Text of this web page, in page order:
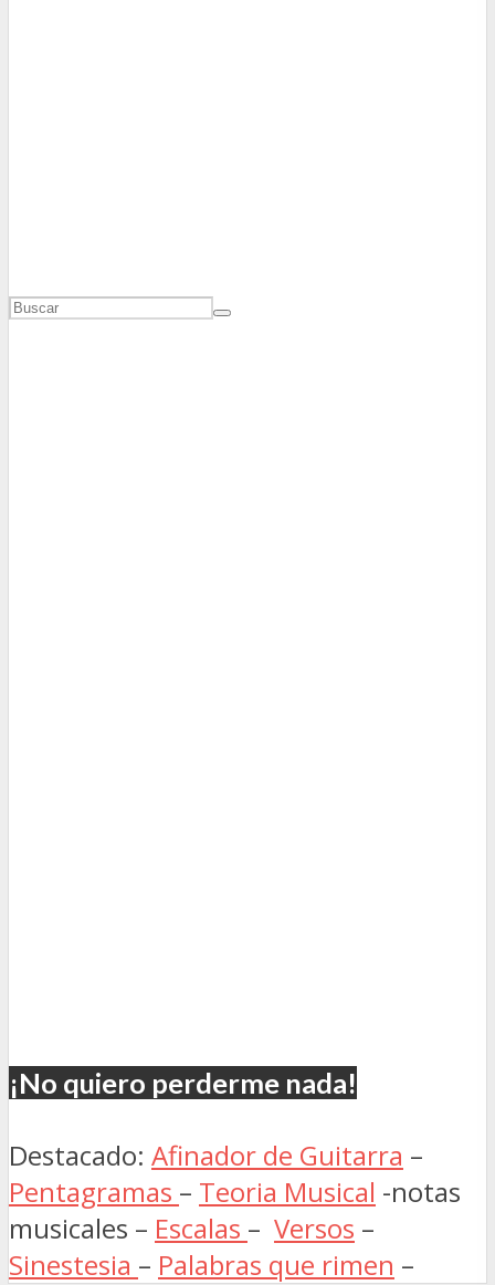
¡No quiero perderme nada!
Destacado: Afinador de Guitarra –
Pentagramas – Teoria Musical -notas
musicales – Escalas – Versos –
Sinestesia – Palabras que rimen –